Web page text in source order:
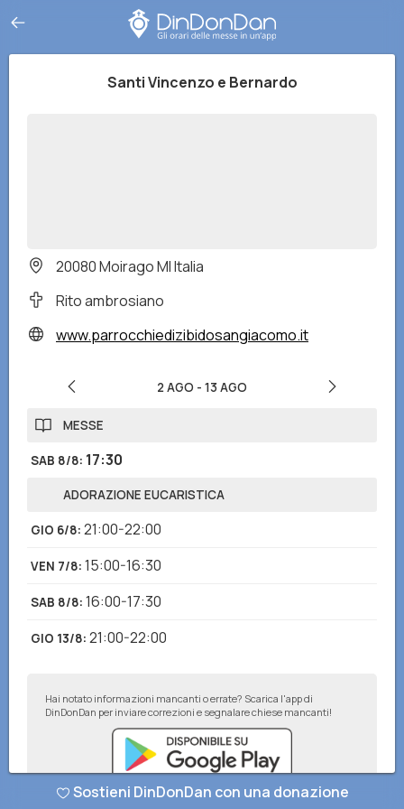
Santi Vincenzo e Bernardo
20080 Moirago MI Italia
Rito ambrosiano
www.parrocchiedizibidosangiacomo.it
2 AGO - 13 AGO
MESSE
SAB 8/8: 17:30
ADORAZIONE EUCARISTICA
GIO 6/8: 21:00-22:00
VEN 7/8: 15:00-16:30
SAB 8/8: 16:00-17:30
GIO 13/8: 21:00-22:00
Hai notato informazioni mancanti o errate? Scarica l'app di
DinDonDan per inviare correzioni e segnalare chiese mancanti!
Sostieni DinDonDan con una donazione